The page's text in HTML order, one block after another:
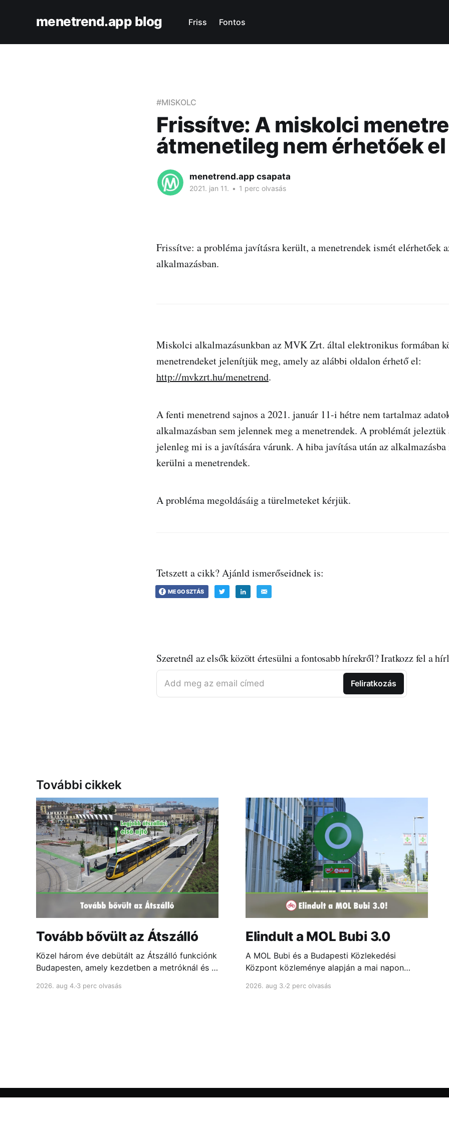
menetrend.app blog Friss Fontos
#MISKOLC
Frissítve: A miskolci
átmenetileg nem érhetőek el
menetrend.app csapata
2021. jan 11. • 1 perc olvasás
Frissítve: a probléma javításra került, a menetrendek ismét elérhetőek
alkalmazásban.
Miskolci alkalmazásunkban az MVK Zrt. által elektronikus formában
menetrendeket jelenítjük meg, amely az alábbi oldalon érhető el:
http://mvkzrt.hu/menetrend.
A fenti menetrend sajnos a 2021. január 11-i hétre nem tartalmaz
alkalmazásban sem jelennek meg a menetrendek. A problémát
jelenleg mi is a javítására várunk. A hiba javítása után az
kerülni a menetrendek.
A probléma megoldásáig a türelmeteket kérjük.
Tetszett a cikk? Ajánld ismerőseidnek is:
MEGOSZTÁS
Szeretnél az elsők között értesülni a fontosabb hírekről? Iratkozz fel a
Add meg az email címed Feliratkozás
További cikkek
Tovább bővült az Átszálló
Közel három éve debütált az Átszálló funkciónk
Budapesten, amely kezdetben a metróknál és a
melyik ajtóhoz állj a leggyorsabb átszállás
2026. aug 4. 3 perc olvasás
Elindult a MOL Bubi 3.0
A MOL Bubi és a Budapesti Közlekedési
Központ közleménye alapján a mai napon
indulást egy néhány hetes próbaüzem előzte
2026. aug 3.2 perc olvasás